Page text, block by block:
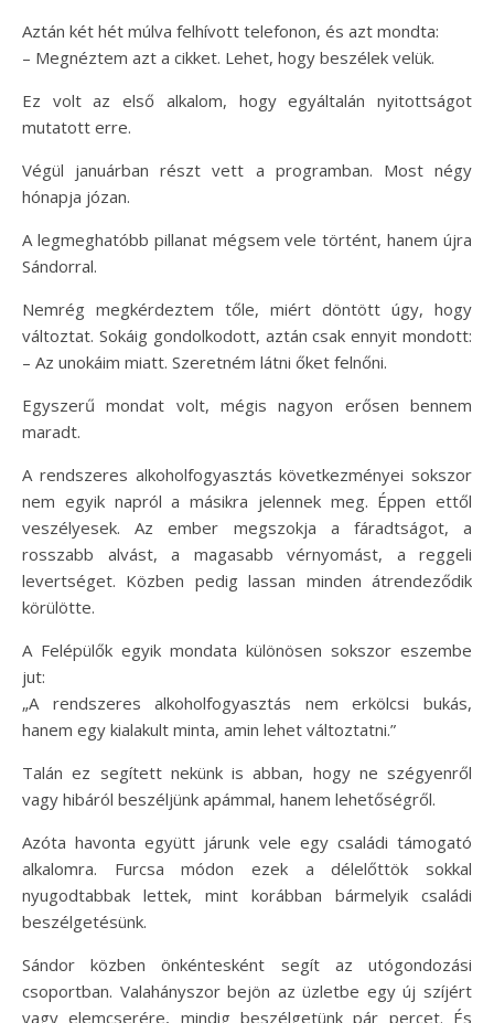
Aztán két hét múlva felhívott telefonon, és azt mondta:
– Megnéztem azt a cikket. Lehet, hogy beszélek velük.
Ez volt az első alkalom, hogy egyáltalán nyitottságot
mutatott erre.
Végül januárban részt vett a programban. Most négy
hónapja józan.
A legmeghatóbb pillanat mégsem vele történt, hanem újra
Sándorral.
Nemrég megkérdeztem tőle, miért döntött úgy, hogy
változtat. Sokáig gondolkodott, aztán csak ennyit mondott:
– Az unokáim miatt. Szeretném látni őket felnőni.
Egyszerű mondat volt, mégis nagyon erősen bennem
maradt.
A rendszeres alkoholfogyasztás következményei sokszor
nem egyik napról a másikra jelennek meg. Éppen ettől
veszélyesek. Az ember megszokja a fáradtságot, a
rosszabb alvást, a magasabb vérnyomást, a reggeli
levertséget. Közben pedig lassan minden átrendeződik
körülötte.
A Felépülők egyik mondata különösen sokszor eszembe
jut:
„A rendszeres alkoholfogyasztás nem erkölcsi bukás,
hanem egy kialakult minta, amin lehet változtatni.”
Talán ez segített nekünk is abban, hogy ne szégyenről
vagy hibáról beszéljünk apámmal, hanem lehetőségről.
Azóta havonta együtt járunk vele egy családi támogató
alkalomra. Furcsa módon ezek a délelőttök sokkal
nyugodtabbak lettek, mint korábban bármelyik családi
beszélgetésünk.
Sándor közben önkéntesként segít az utógondozási
csoportban. Valahányszor bejön az üzletbe egy új szíjért
vagy elemcserére, mindig beszélgetünk pár percet. És